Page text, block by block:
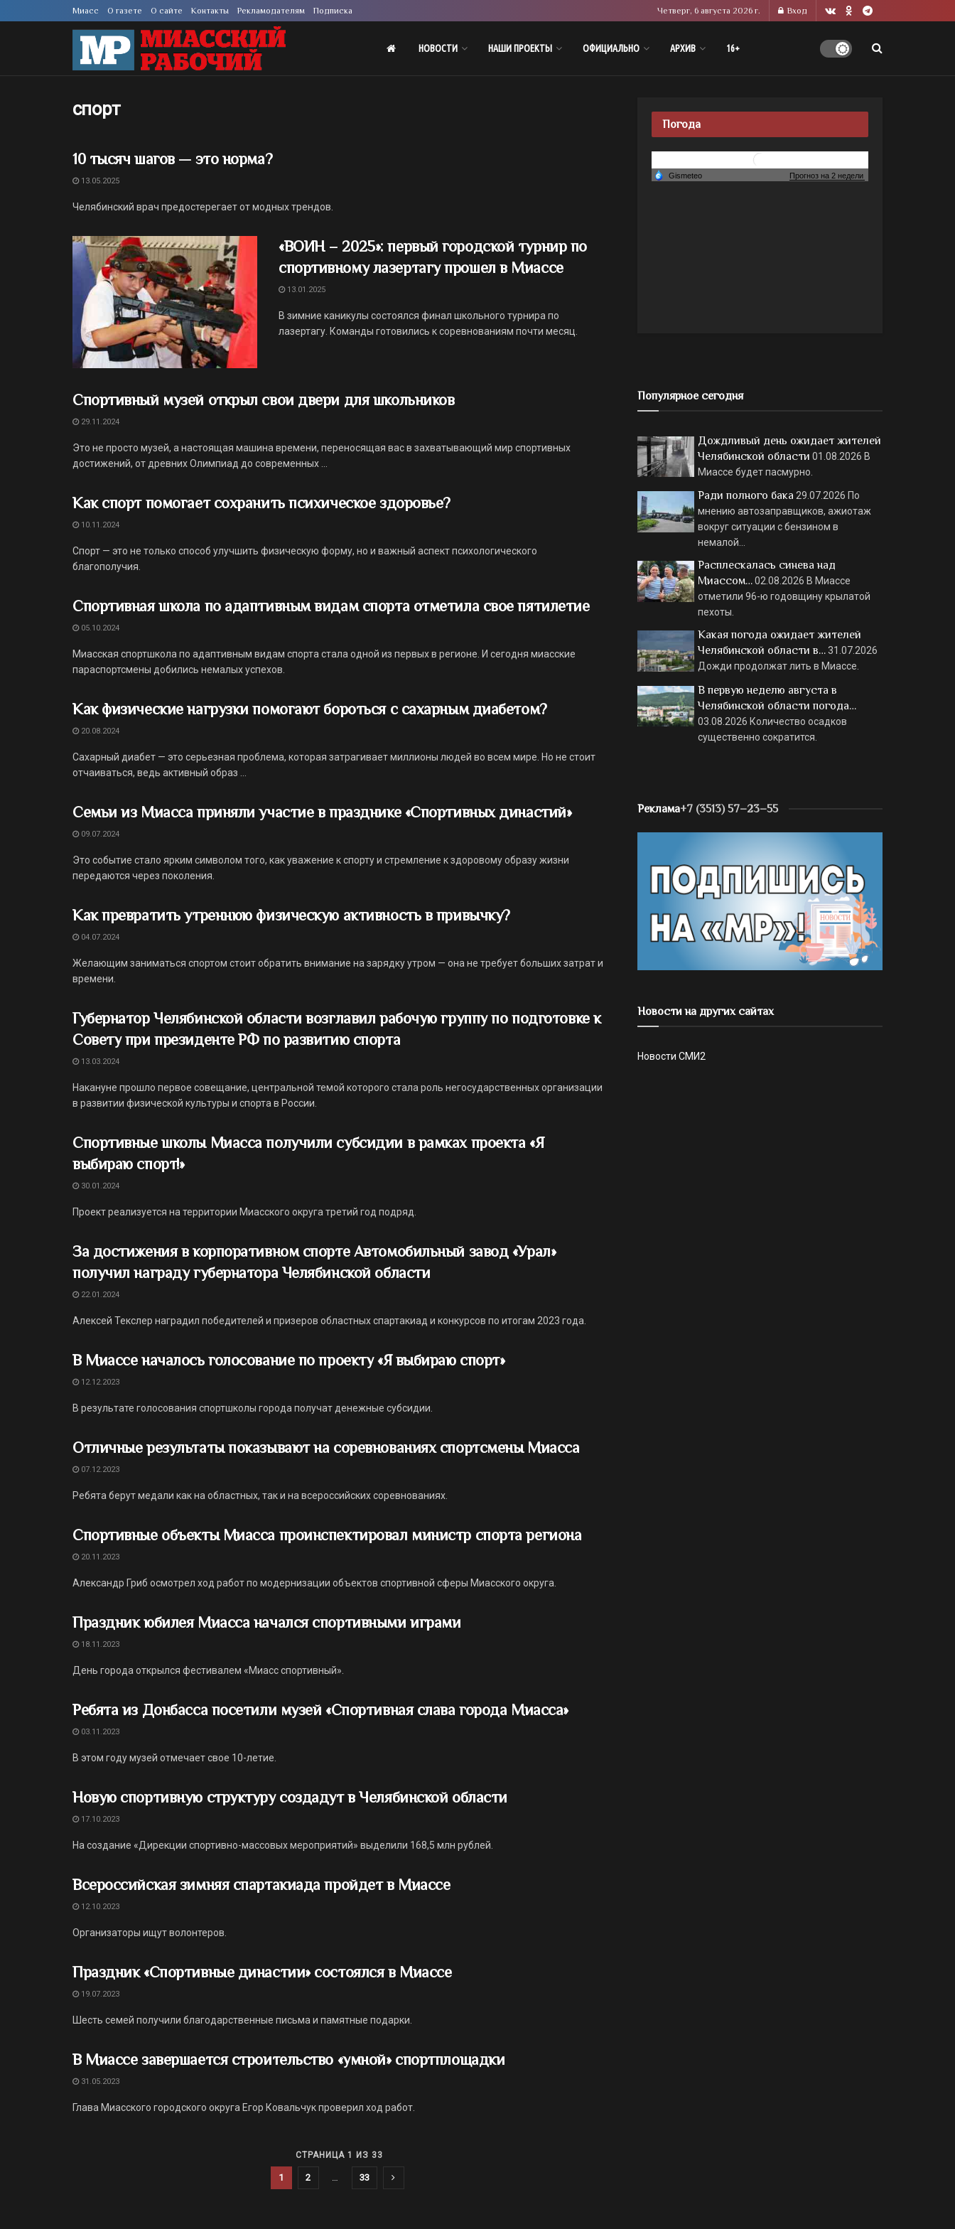
Миасс О газете О сайте Контакты Рекламодателям Подписка Четверг, 6 августа 2026 г. Вход
НОВОСТИ НАШИ ПРОЕКТЫ ОФИЦИАЛЬНО АРХИВ 16+
спорт
10 тысяч шагов — это норма?
13.05.2025
Челябинский врач предостерегает от модных трендов.
«ВОИН – 2025»: первый городской турнир по
спортивному лазертагу прошел в Миассе
13.01.2025
В зимние каникулы состоялся финал школьного турнира по
лазертагу. Команды готовились к соревнованиям почти месяц.
Спортивный музей открыл свои двери для школьников
29.11.2024
Это не просто музей, а настоящая машина времени, переносящая вас в захватывающий мир спортивных
достижений, от древних Олимпиад до современных ...
Как спорт помогает сохранить психическое здоровье?
10.11.2024
Спорт — это не только способ улучшить физическую форму, но и важный аспект психологического
благополучия.
Спортивная школа по адаптивным видам спорта отметила свое пятилетие
05.10.2024
Миасская спортшкола по адаптивным видам спорта стала одной из первых в регионе. И сегодня миасские
параспортсмены добились немалых успехов.
Как физические нагрузки помогают бороться с сахарным диабетом?
20.08.2024
Сахарный диабет — это серьезная проблема, которая затрагивает миллионы людей во всем мире. Но не стоит
отчаиваться, ведь активный образ ...
Семьи из Миасса приняли участие в празднике «Спортивных династий»
09.07.2024
Это событие стало ярким символом того, как уважение к спорту и стремление к здоровому образу жизни
передаются через поколения.
Как превратить утреннюю физическую активность в привычку?
04.07.2024
Желающим заниматься спортом стоит обратить внимание на зарядку утром — она не требует больших затрат и
времени.
Губернатор Челябинской области возглавил рабочую группу по подготовке к
Совету при президенте РФ по развитию спорта
13.03.2024
Накануне прошло первое совещание, центральной темой которого стала роль негосударственных организации
в развитии физической культуры и спорта в России.
Спортивные школы Миасса получили субсидии в рамках проекта «Я
выбираю спорт!»
30.01.2024
Проект реализуется на территории Миасского округа третий год подряд.
За достижения в корпоративном спорте Автомобильный завод «Урал»
получил награду губернатора Челябинской области
22.01.2024
Алексей Текслер наградил победителей и призеров областных спартакиад и конкурсов по итогам 2023 года.
В Миассе началось голосование по проекту «Я выбираю спорт»
12.12.2023
В результате голосования спортшколы города получат денежные субсидии.
Отличные результаты показывают на соревнованиях спортсмены Миасса
07.12.2023
Ребята берут медали как на областных, так и на всероссийских соревнованиях.
Спортивные объекты Миасса проинспектировал министр спорта региона
20.11.2023
Александр Гриб осмотрел ход работ по модернизации объектов спортивной сферы Миасского округа.
Праздник юбилея Миасса начался спортивными играми
18.11.2023
День города открылся фестивалем «Миасс спортивный».
Ребята из Донбасса посетили музей «Спортивная слава города Миасса»
03.11.2023
В этом году музей отмечает свое 10-летие.
Новую спортивную структуру создадут в Челябинской области
17.10.2023
На создание «Дирекции спортивно-массовых мероприятий» выделили 168,5 млн рублей.
Всероссийская зимняя спартакиада пройдет в Миассе
12.10.2023
Организаторы ищут волонтеров.
Праздник «Спортивные династии» состоялся в Миассе
19.07.2023
Шесть семей получили благодарственные письма и памятные подарки.
В Миассе завершается строительство «умной» спортплощадки
31.05.2023
Глава Миасского городского округа Егор Ковальчук проверил ход работ.
СТРАНИЦА 1 ИЗ 33
1 2 33
Погода
Популярное сегодня
Дождливый день ожидает жителей
Челябинской области 01.08.2026 В
Миассе будет пасмурно.
Ради полного бака 29.07.2026 По
мнению автозаправщиков, ажиотаж
вокруг ситуации с бензином в
немалой…
Расплескалась синева над
Миассом…02.08.2026 В Миассе
отметили 96-ю годовщину крылатой
пехоты.
Какая погода ожидает жителей
Челябинской области в…31.07.2026
Дожди продолжат лить в Миассе.
В первую неделю августа в
Челябинской области погода…
03.08.2026 Количество осадков
существенно сократится.
Реклама+7 (3513) 57–23–55
Новости на других сайтах
Новости СМИ2